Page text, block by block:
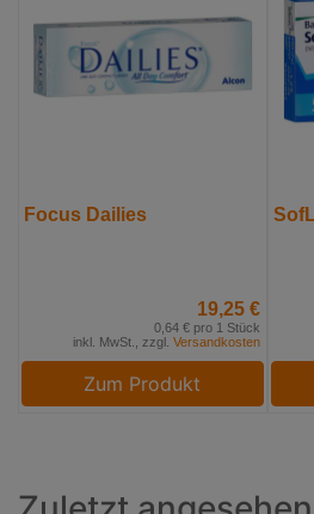
Focus Dailies
19,25 €
0,64 € pro 1 Stück
inkl. MwSt., zzgl. Versandkosten
Zum Produkt